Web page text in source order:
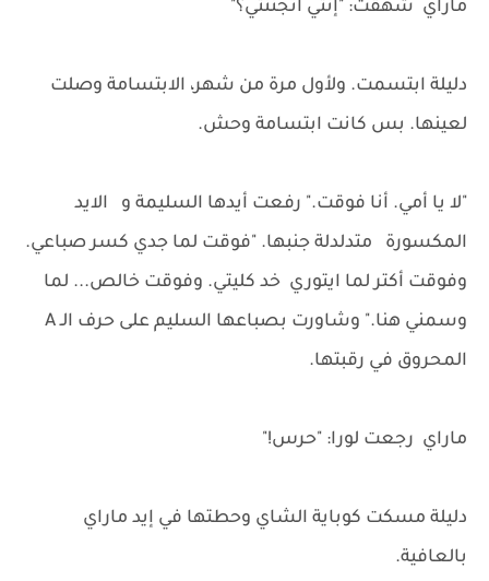
ماراي شهقت: "إنتي اتجننتي؟"
دليلة ابتسمت. ولأول مرة من شهر، الابتسامة وصلت
لعينها. بس كانت ابتسامة وحش.
"لا يا أمي. أنا فوقت." رفعت أيدها السليمة و الايد
المكسورة متدلدلة جنبها. "فوقت لما جدي كسر صباعي.
وفوقت أكتر لما ايتوري خد كليتي. وفوقت خالص... لما
وسمني هنا." وشاورت بصباعها السليم على حرف الـ A
المحروق في رقبتها.
ماراي رجعت لورا: "حرس!"
دليلة مسكت كوباية الشاي وحطتها في إيد ماراي
بالعافية.